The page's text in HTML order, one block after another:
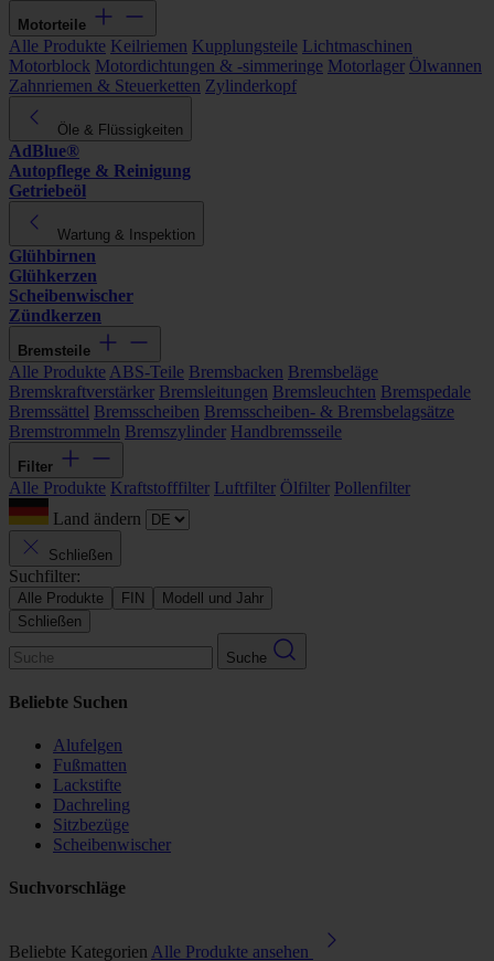
Motorteile
Alle Produkte Keilriemen Kupplungsteile Lichtmaschinen
Motorblock Motordichtungen & -simmeringe Motorlager Ölwannen
Zahnriemen & Steuerketten Zylinderkopf
Öle & Flüssigkeiten
AdBlue®
Autopflege & Reinigung
Getriebeöl
Wartung & Inspektion
Glühbirnen
Glühkerzen
Scheibenwischer
Zündkerzen
Bremsteile
Alle Produkte ABS-Teile Bremsbacken Bremsbeläge
Bremskraftverstärker Bremsleitungen Bremsleuchten Bremspedale
Bremssättel Bremsscheiben Bremsscheiben- & Bremsbelagsätze
Bremstrommeln Bremszylinder Handbremsseile
Filter
Alle Produkte Kraftstofffilter Luftfilter Ölfilter Pollenfilter
Land ändern
Schließen
Suchfilter:
Alle Produkte FIN
Modell und Jahr
Schließen
Suche
Beliebte Suchen
Alufelgen
Fußmatten
Lackstifte
Dachreling
Sitzbezüge
Scheibenwischer
Suchvorschläge
Beliebte Kategorien Alle Produkte ansehen